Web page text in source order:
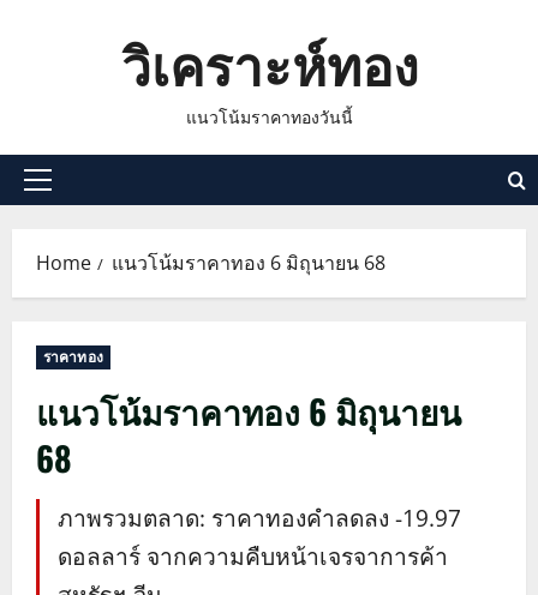
วิเคราะห์ทอง
แนวโน้มราคาทองวันนี้
Primary
Home แนวโน้มราคาทอง 6 มิถุนายน 68
ราคาทอง
แนวโน้มราคาทอง 6 มิถุนายน
68
ภาพรวมตลาด: ราคาทองคำลดลง -19.97
ดอลลาร์ จากความคืบหน้าเจรจาการค้า